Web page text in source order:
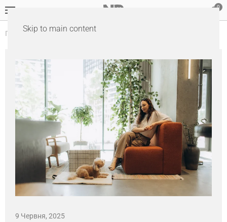
Skip to main content
Головна Блог
9 Червня, 2025